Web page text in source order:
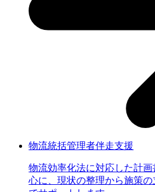
物流統括管理者伴走支援
物流効率化法に対応した計
心に、現状の整理から施策